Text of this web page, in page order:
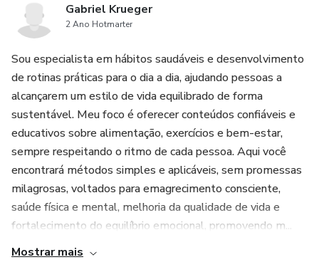
🛡️ Gestão de Sobrevivência: Como posicionar seu Stop
Loss de forma técnica e buscar alvos de 2 por 1 para ser
🚫 Blindagem Anti-Ansiedade: Saiba exatamente quando
ficar de fora. O melhor trade, muitas vezes, é não operar.
Por que este guia é diferente?
Ele foi desenhado para ser consultado durante o pregão. É
um manual prático, visual e direto ao ponto. Se você quer
parar de "clicar por clicar" e começar a operar como um
profissional, este conteúdo é o seu primeiro passo sério.
Gabriel Krueger
2 Ano Hotmarter
Sou especialista em hábitos saudáveis e desenvolvimento
de rotinas práticas para o dia a dia, ajudando pessoas a
alcançarem um estilo de vida equilibrado de forma
sustentável. Meu foco é oferecer conteúdos confiáveis e
educativos sobre alimentação, exercícios e bem-estar,
sempre respeitando o ritmo de cada pessoa. Aqui você
encontrará métodos simples e aplicáveis, sem promessas
milagrosas, voltados para emagrecimento consciente,
saúde física e mental, melhoria da qualidade de vida e
fortalecimento do equilíbrio emocional, promovendo m...
Mostrar mais